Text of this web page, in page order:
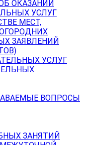
ОКАЗАНИИ
УСЛУГ
МЕСТ,
ЗАЯВЛЕНИЙ
УСЛУГ
ВОПРОСЫ
ЗАНЯТИЙ